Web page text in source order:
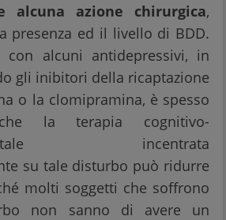
alcuna azione chirurgica,
presenza ed il livello di BDD.
con alcuni antidepressivi, in
gli inibitori della ricaptazione
o la clomipramina, è spesso
la terapia cognitivo-
incentrata
su tale disturbo può ridurre
molti soggetti che soffrono
non sanno di avere un